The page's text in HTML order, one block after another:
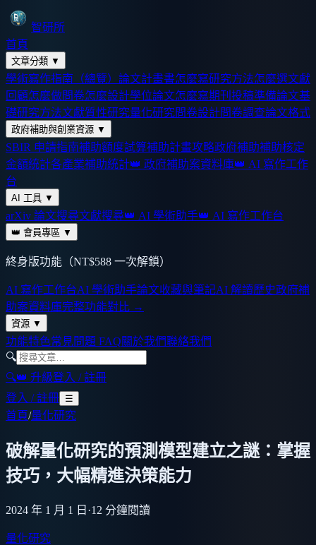
智研所
首頁
文章分類 ▼
學術寫作指南（總覽） 論文計畫書怎麼寫研究方法怎麼選文獻
回顧怎麼做問卷怎麼設計學位論文怎麼寫期刊投稿準備論文基
礎研究方法文獻質性研究量化研究問卷設計問卷調查論文格式
政府補助與創業資源 ▼
SBIR 申請指南補助額度試算補助計畫攻略政府補助補助核定
金額統計各產業補助統計👑 政府補助案資料庫👑 AI 寫作工作
台
AI 工具 ▼
arXiv 論文搜尋文獻搜尋👑 AI 學術助手👑 AI 寫作工作台
👑 會員專區 ▼
終身版功能（NT$588 一次解鎖）
AI 寫作工作台AI 學術助手論文收藏與筆記AI 解讀歷史政府補
助案資料庫完整功能對比 →
資源 ▼
功能特色常見問題 FAQ關於我們聯絡我們
🔍
🔍👑 升級登入 / 註冊
登入 / 註冊 ☰
首頁/量化研究
破解量化研究的預測模型建立之謎：掌握
技巧，大幅精進決策能力
2024 年 1 月 1 日 ·12 分鐘閱讀
量化研究